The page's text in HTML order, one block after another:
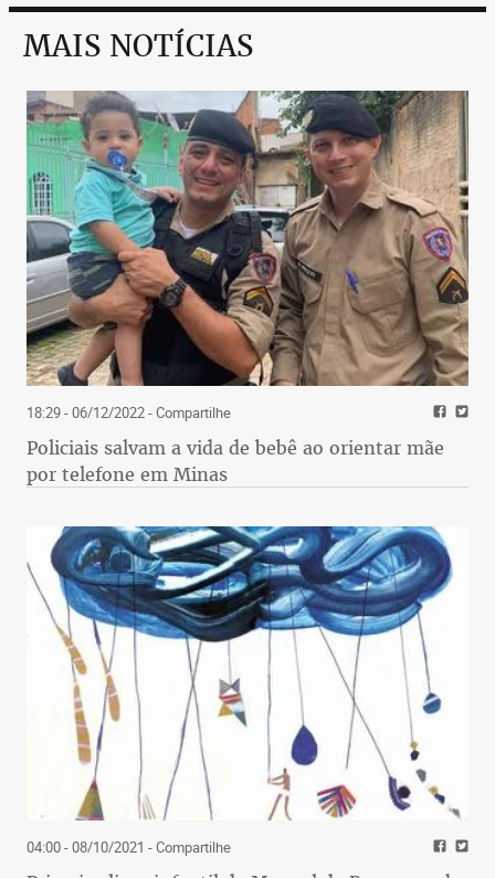
MAIS NOTÍCIAS
18:29 - 06/12/2022- Compartilhe
Policiais salvam a vida de bebê ao orientar mãe
por telefone em Minas
04:00 - 08/10/2021 - Compartilhe